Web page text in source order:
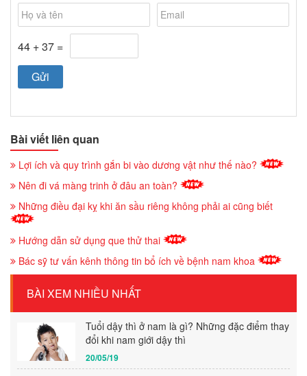
44 + 37 =
Bài viết liên quan
Lợi ích và quy trình gắn bi vào dương vật như thế nào?
Nên đi vá màng trinh ở đâu an toàn?
Những điều đại kỵ khi ăn sầu riêng không phải ai cũng biết
Hướng dẫn sử dụng que thử thai
Bác sỹ tư vấn kênh thông tin bổ ích về bệnh nam khoa
BÀI XEM NHIỀU NHẤT
Tuổi dậy thì ở nam là gì? Những đặc điểm thay
đổi khi nam giới dậy thì
20/05/19